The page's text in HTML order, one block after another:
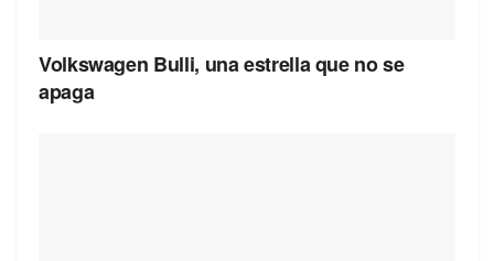
Volkswagen Bulli, una estrella que no se
apaga